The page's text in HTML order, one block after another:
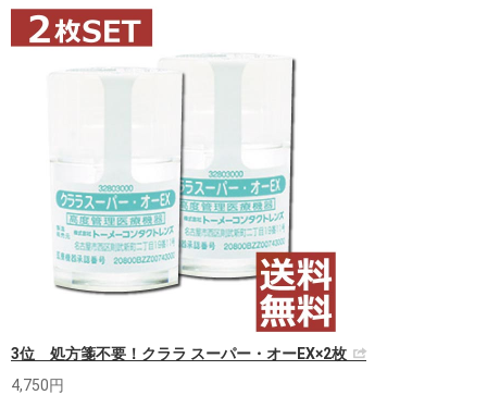
3位 処方箋不要！クララ スーパー・オーEX×2枚
4,750円